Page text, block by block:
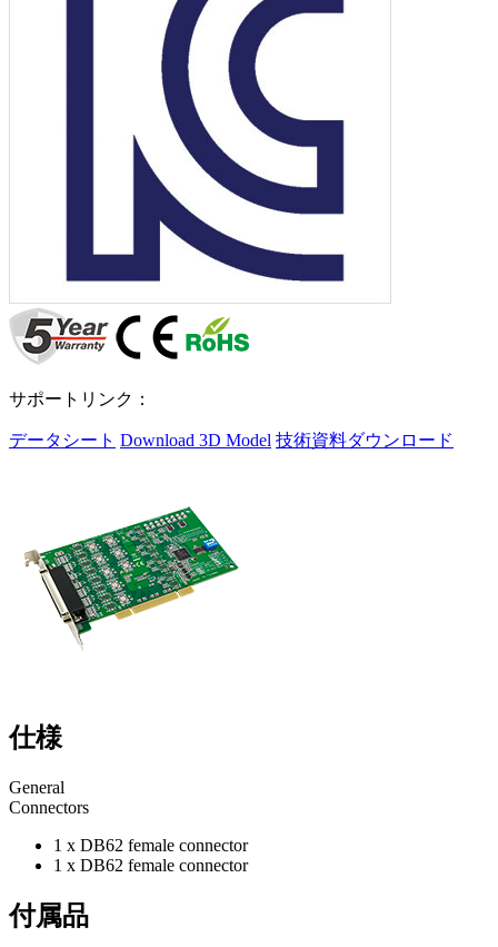
サポートリンク：
データシート Download 3D Model 技術資料ダウンロード
仕様
General
Connectors
1 x DB62 female connector
1 x DB62 female connector
付属品